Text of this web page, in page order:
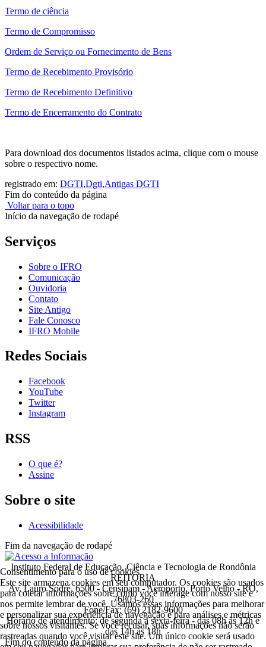
Termo de ciência
Termo de Compromisso
Ordem de Serviço ou Fornecimento de Bens
Termo de Recebimento Provisório
Termo de Recebimento Definitivo
Termo de Encerramento do Contrato
Para download dos documentos listados acima, clique com o mouse
sobre o respectivo nome.
registrado em: DGTI,Dgti,Antigas DGTI
Fim do conteúdo da página
Voltar para o topo
Início da navegação de rodapé
Serviços
Sobre o IFRO
Comunicação
Ouvidoria
Contato
Site Antigo
Fale Conosco
IFRO Mobile
Redes Sociais
Facebook
YouTube
Twitter
Instagram
RSS
O que é?
Assine
Sobre o site
Acessibilidade
Fim da navegação de rodapé
Instituto Federal de Educação, Ciência e Tecnologia de Rondônia
REITORIA
Av. Lauro Sodré, 6500 - Censipam - Aeroporto, Porto Velho - RO,
76803-260
Fone/Fax: (69) 2182-9600
Horário de atendimento: de segunda a sexta-feira - das 08h às 12h e
das 14h às 18h
Fim do conteúdo da página
Consentimento para o uso de cookies
Este site armazena cookies em seu computador. Os cookies são usados
para coletar informações sobre como você interage com nosso site e
nos permite lembrar de você. Usamos essas informações para melhorar
e personalizar sua experiência de navegação e para análises e métricas
sobre nossos visitantes. Se você recusar, suas informações não serão
rastreadas quando você visitar este site. Um único cookie será usado